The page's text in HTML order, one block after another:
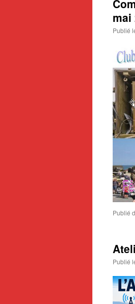
mai
Publié
Publié
Publié